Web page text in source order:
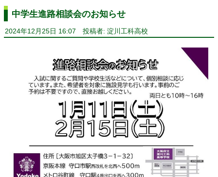
中学生進路相談会のお知らせ
2024年12月25日 16:07 投稿者: 淀川工科高校